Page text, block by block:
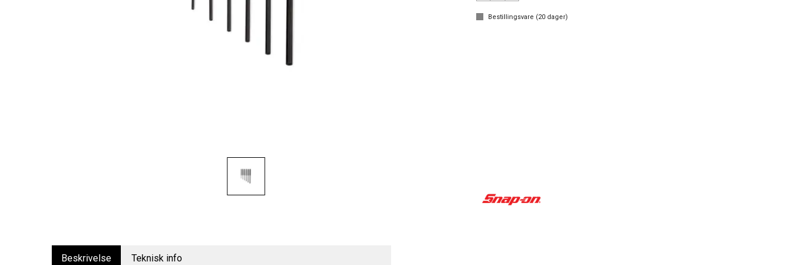
Bestillingsvare (20dager)
Beskrivelse Teknisk info